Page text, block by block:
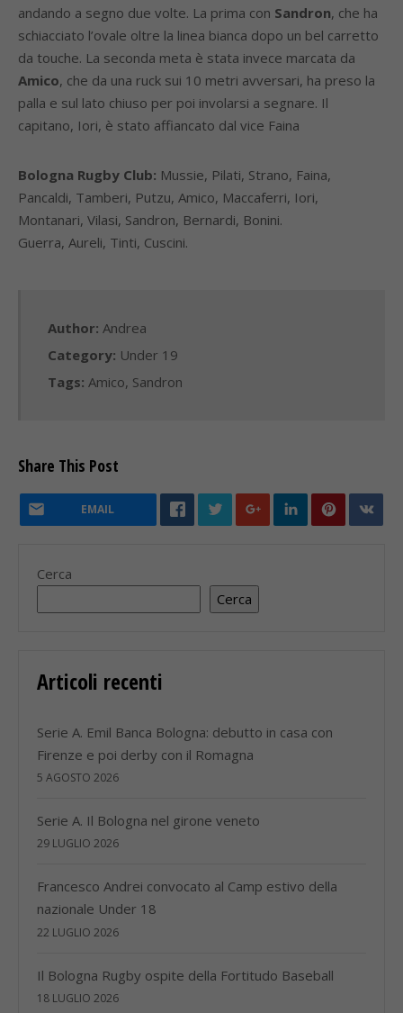
andando a segno due volte. La prima con Sandron, che ha
schiacciato l’ovale oltre la linea bianca dopo un bel carretto
da touche. La seconda meta è stata invece marcata da
Amico, che da una ruck sui 10 metri avversari, ha preso la
palla e sul lato chiuso per poi involarsi a segnare. Il
capitano, Iori, è stato affiancato dal vice Faina
Bologna Rugby Club: Mussie, Pilati, Strano, Faina,
Pancaldi, Tamberi, Putzu, Amico, Maccaferri, Iori,
Montanari, Vilasi, Sandron, Bernardi, Bonini.
Guerra, Aureli, Tinti, Cuscini.
Author: Andrea
Category: Under 19
Tags: Amico, Sandron
Share This Post
EMAIL
Cerca
Cerca
Articoli recenti
Serie A. Emil Banca Bologna: debutto in casa con
Firenze e poi derby con il Romagna
5 AGOSTO 2026
Serie A. Il Bologna nel girone veneto
29 LUGLIO 2026
Francesco Andrei convocato al Camp estivo della
nazionale Under 18
22 LUGLIO 2026
Il Bologna Rugby ospite della Fortitudo Baseball
18 LUGLIO 2026